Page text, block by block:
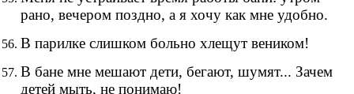
рано, вечером поздно, а я хочу как мне удобно.
В парилке слишком больно хлещут веником!
В бане мне мешают дети, бегают, шумят... Зачем
детей мыть, не понимаю!